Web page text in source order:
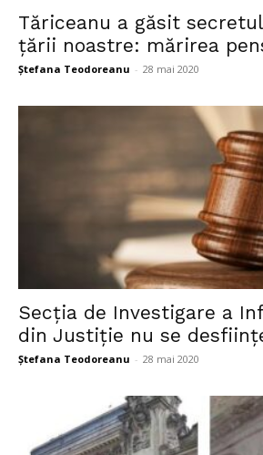
Tăriceanu a găsit
țării noastre: mărirea
Ștefana Teodoreanu - 28 mai 2020
Secţia de Investigare a
din Justiţie nu se
Ștefana Teodoreanu - 28 mai 2020